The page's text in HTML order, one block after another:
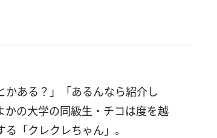
かある？」「あるんなら紹介し
の大学の同級生・チコは度を越
「クレクレちゃん」。